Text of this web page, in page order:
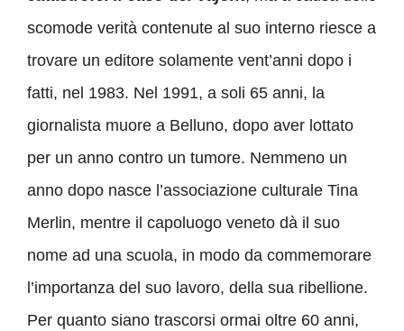
scomode verità contenute al suo interno riesce a
trovare un editore solamente vent’anni dopo i
fatti, nel 1983. Nel 1991, a soli 65 anni, la
giornalista muore a Belluno, dopo aver lottato
per un anno contro un tumore. Nemmeno un
anno dopo nasce l’associazione culturale Tina
Merlin, mentre il capoluogo veneto dà il suo
nome ad una scuola, in modo da commemorare
l’importanza del suo lavoro, della sua ribellione.
Per quanto siano trascorsi ormai oltre 60 anni,